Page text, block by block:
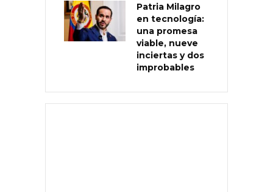
Patria Milagro
en tecnología:
una promesa
viable, nueve
inciertas y dos
improbables